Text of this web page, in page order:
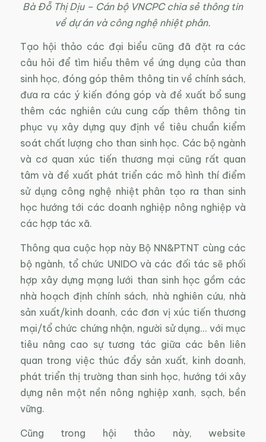
Bà Đỗ Thị Dịu – Cán bộ VNCPC chia sẻ thông tin
về dự án và công nghệ nhiệt phân.
Tạo hội thảo các đại biểu cũng đã đặt ra các
câu hỏi để tìm hiểu thêm về ứng dụng của than
sinh học, đóng góp thêm thông tin về chính sách,
đưa ra các ý kiến đóng góp và đề xuất bổ sung
thêm các nghiên cứu cung cấp thêm thông tin
phục vụ xây dựng quy định về tiêu chuẩn kiểm
soát chất lượng cho than sinh học. Các bộ ngành
và cơ quan xúc tiến thương mại cũng rất quan
tâm và đề xuất phát triển các mô hình thí điểm
sử dụng công nghệ nhiệt phân tạo ra than sinh
học hướng tới các doanh nghiệp nông nghiệp và
các hợp tác xã.
Thông qua cuộc họp này Bộ NN&PTNT cùng các
bộ ngành, tổ chức UNIDO và các đối tác sẽ phối
hợp xây dựng mạng lưới than sinh học gồm các
nhà hoạch định chính sách, nhà nghiên cứu, nhà
sản xuất/kinh doanh, các đơn vị xúc tiến thương
mại/tổ chức chứng nhận, người sử dụng… với mục
tiêu nâng cao sự tương tác giữa các bên liên
quan trong việc thúc đẩy sản xuất, kinh doanh,
phát triển thị trường than sinh học, hướng tới xây
dựng nên một nền nông nghiệp xanh, sạch, bền
vững.
Cũng trong hội thảo này, website